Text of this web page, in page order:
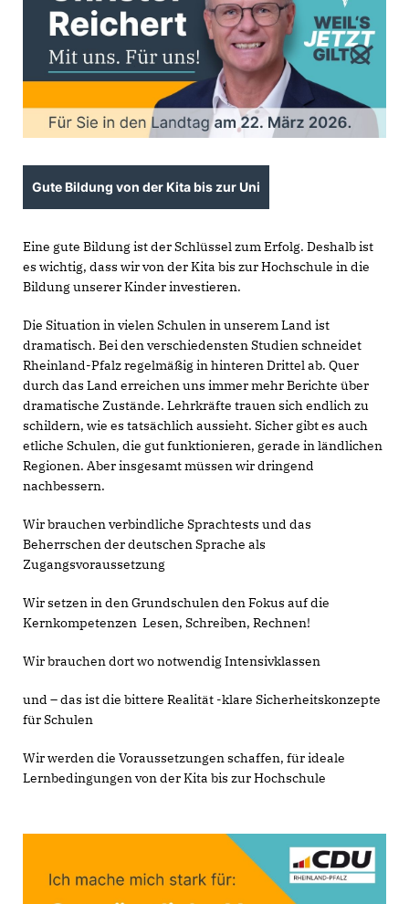
Gute Bildung von der Kita bis zur Uni
Eine gute Bildung ist der Schlüssel zum Erfolg. Deshalb ist
es wichtig, dass wir von der Kita bis zur Hochschule in die
Bildung unserer Kinder investieren.
Die Situation in vielen Schulen in unserem Land ist
dramatisch. Bei den verschiedensten Studien schneidet
Rheinland-Pfalz regelmäßig in hinteren Drittel ab. Quer
durch das Land erreichen uns immer mehr Berichte über
dramatische Zustände. Lehrkräfte trauen sich endlich zu
schildern, wie es tatsächlich aussieht. Sicher gibt es auch
etliche Schulen, die gut funktionieren, gerade in ländlichen
Regionen. Aber insgesamt müssen wir dringend
nachbessern.
Wir brauchen verbindliche Sprachtests und das
Beherrschen der deutschen Sprache als
Zugangsvoraussetzung
Wir setzen in den Grundschulen den Fokus auf die
Kernkompetenzen Lesen, Schreiben, Rechnen!
Wir brauchen dort wo notwendig Intensivklassen
und – das ist die bittere Realität -klare Sicherheitskonzepte
für Schulen
Wir werden die Voraussetzungen schaffen, für ideale
Lernbedingungen von der Kita bis zur Hochschule